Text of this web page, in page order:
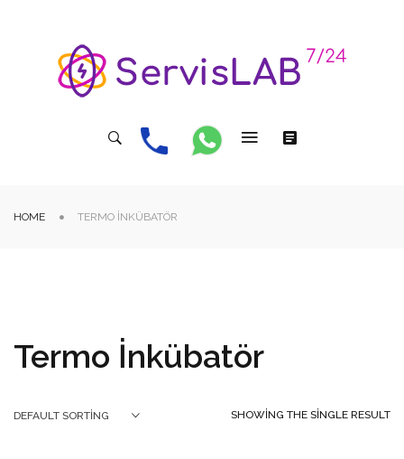
HOME TERMO İNKÜBATÖR
Termo İnkübatör
SHOWING THE SINGLE RESULT
DEFAULT SORTING